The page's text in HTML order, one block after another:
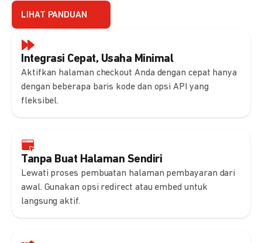
Integrasi Cepat, Usaha Minimal
Aktifkan halaman checkout Anda dengan cepat hanya
dengan beberapa baris kode dan opsi API yang
fleksibel.
Tanpa Buat Halaman Sendiri
Lewati proses pembuatan halaman pembayaran dari
awal. Gunakan opsi redirect atau embed untuk
langsung aktif.
LIHAT PANDUAN